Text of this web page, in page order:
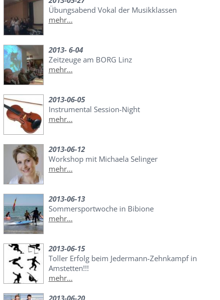
Übungsabend Vokal der Musikklassen
mehr...
2013- 6-04
Zeitzeuge am BORG Linz
mehr...
2013-06-05
Instrumental Session-Night
mehr...
2013-06-12
Workshop mit Michaela Selinger
mehr...
2013-06-13
Sommersportwoche in Bibione
mehr...
2013-06-15
Toller Erfolg beim Jedermann-Zehnkampf in
Amstetten!!!
mehr...
2013-06-20